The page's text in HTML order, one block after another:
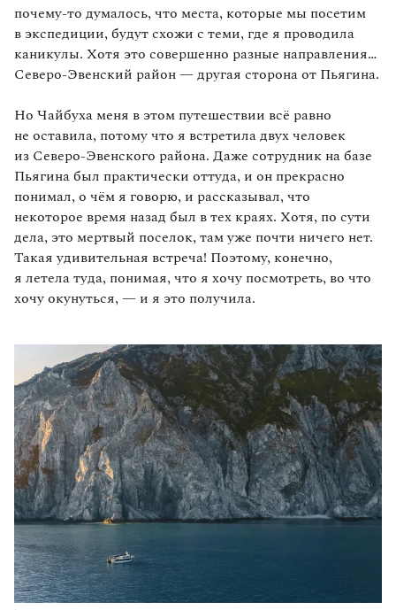
почему‑то думалось, что места, которые мы посетим
в экспедиции, будут схожи с теми, где я проводила
каникулы. Хотя это совершенно разные направления…
Северо‑Эвенский район — другая сторона от Пьягина.
Но Чайбуха меня в этом путешествии всё равно
не оставила, потому что я встретила двух человек
из Северо‑Эвенского района. Даже сотрудник на базе
Пьягина был практически оттуда, и он прекрасно
понимал, о чём я говорю, и рассказывал, что
некоторое время назад был в тех краях. Хотя, по сути
дела, это мертвый поселок, там уже почти ничего нет.
Такая удивительная встреча! Поэтому, конечно,
я летела туда, понимая, что я хочу посмотреть, во что
хочу окунуться, — и я это получила.